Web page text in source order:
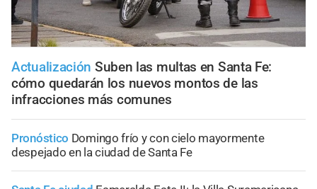
Actualización Suben las multas en Santa Fe:
cómo quedarán los nuevos montos de las
infracciones más comunes
Pronóstico Domingo frío y con cielo mayormente
despejado en la ciudad de Santa Fe